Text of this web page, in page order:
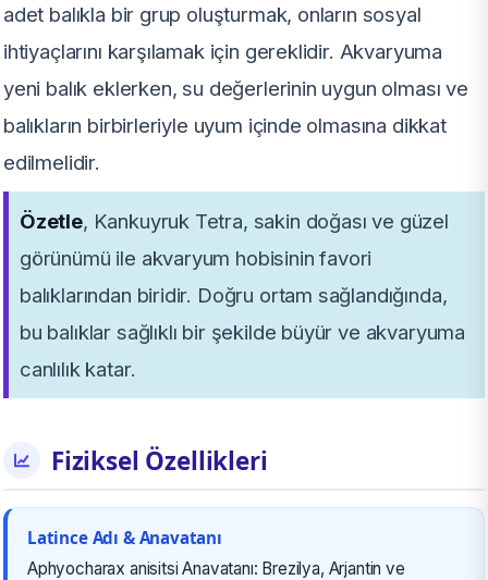
adet balıkla bir grup oluşturmak, onların sosyal
ihtiyaçlarını karşılamak için gereklidir. Akvaryuma
yeni balık eklerken, su değerlerinin uygun olması ve
balıkların birbirleriyle uyum içinde olmasına dikkat
edilmelidir.
Özetle, Kankuyruk Tetra, sakin doğası ve güzel
görünümü ile akvaryum hobisinin favori
balıklarından biridir. Doğru ortam sağlandığında,
bu balıklar sağlıklı bir şekilde büyür ve akvaryuma
canlılık katar.
Fiziksel Özellikleri
Latince Adı & Anavatanı
Aphyocharax anisitsi Anavatanı: Brezilya, Arjantin ve